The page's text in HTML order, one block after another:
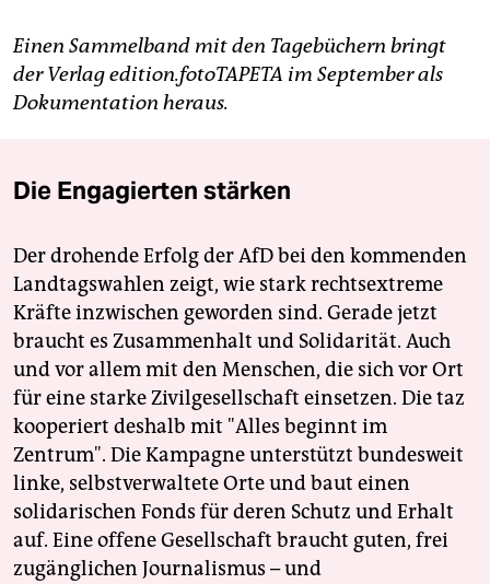
Einen Sammelband mit den Tagebüchern bringt
der Verlag edition.fotoTAPETA im September als
Dokumentation heraus.
Die Engagierten stärken
Der drohende Erfolg der AfD bei den kommenden
Landtagswahlen zeigt, wie stark rechtsextreme
Kräfte inzwischen geworden sind. Gerade jetzt
braucht es Zusammenhalt und Solidarität. Auch
und vor allem mit den Menschen, die sich vor Ort
für eine starke Zivilgesellschaft einsetzen. Die taz
kooperiert deshalb mit "Alles beginnt im
Zentrum". Die Kampagne unterstützt bundesweit
linke, selbstverwaltete Orte und baut einen
solidarischen Fonds für deren Schutz und Erhalt
auf. Eine offene Gesellschaft braucht guten, frei
zugänglichen Journalismus – und